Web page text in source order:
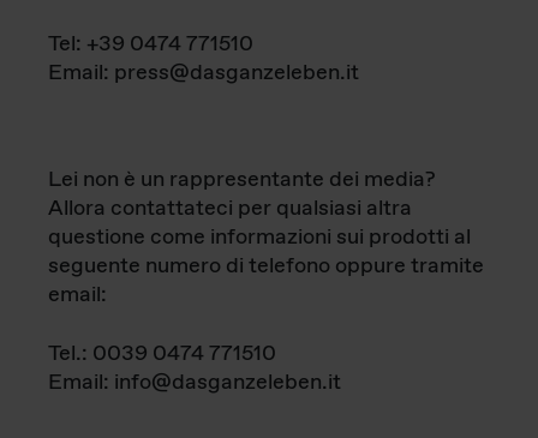
Tel: +39 0474 771510
Email: press@dasganzeleben.it
Lei non è un rappresentante dei media?
Allora contattateci per qualsiasi altra
questione come informazioni sui prodotti al
seguente numero di telefono oppure tramite
email:
Tel.: 0039 0474 771510
Email: info@dasganzeleben.it